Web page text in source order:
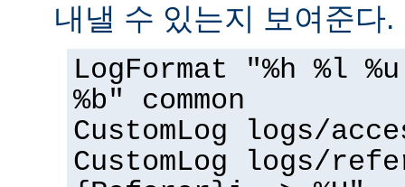
내낼 수 있는지 보여준다.
LogFormat "%h %l
%b" common
CustomLog logs/
CustomLog logs/